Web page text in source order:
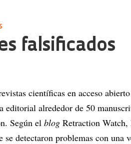
falsificados
científicas en acceso
editorial alrededor de 50
Según el blog Retraction
se detectaron problemas con